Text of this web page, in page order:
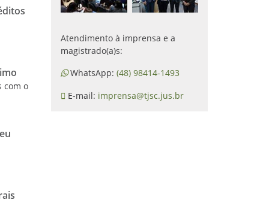
com o
Atendimento à imprensa e a
magistrado(a)s:
WhatsApp: (48) 98414-1493
E-mail: imprensa@tjsc.jus.br